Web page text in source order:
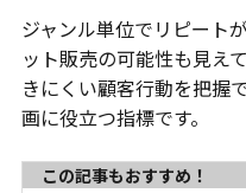
ジャンル単位でリピート
ット販売の可能性も見え
きにくい顧客行動を把握
画に役立つ指標です。
この記事もおすすめ！